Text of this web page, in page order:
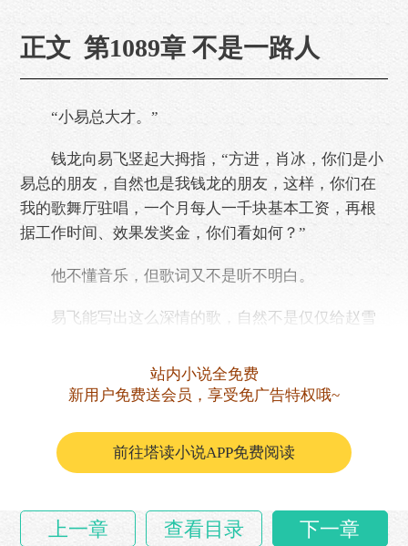
正文 第1089章 不是一路人
“小易总大才。”
钱龙向易飞竖起大拇指，“方进，肖冰，你们是小
易总的朋友，自然也是我钱龙的朋友，这样，你们在
我的歌舞厅驻唱，一个月每人一千块基本工资，再根
据工作时间、效果发奖金，你们看如何？”
他不懂音乐，但歌词又不是听不明白。
易飞能写出这么深情的歌，自然不是仅仅给赵雪
发全方进和肖冰一千块钱工资，也是钱龙深思
站内小说全免费
新用户免费送会员，享受免广告特权哦~
前往塔读小说APP免费阅读
上一章 查看目录 下一章